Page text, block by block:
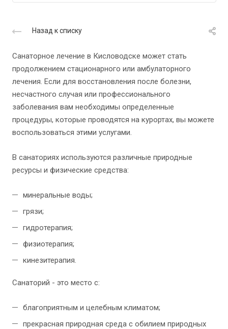
Назад к списку
Санаторное лечение в Кисловодске может стать
продолжением стационарного или амбулаторного
лечения. Если для восстановления после болезни,
несчастного случая или профессионального
заболевания вам необходимы определенные
процедуры, которые проводятся на курортах, вы можете
воспользоваться этими услугами.
В санаториях используются различные природные
ресурсы и физические средства:
минеральные воды;
грязи;
гидротерапия;
физиотерапия;
кинезитерапия.
Санаторий - это место с:
благоприятным и целебным климатом;
прекрасная природная среда с обилием природных